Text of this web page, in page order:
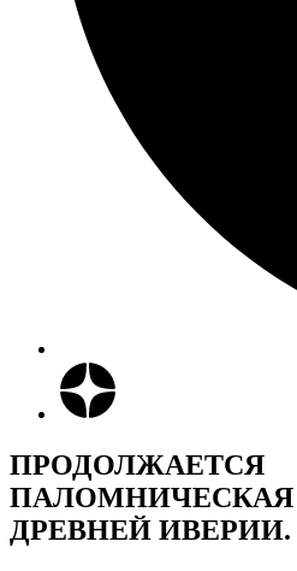
ПРОДОЛЖАЕТСЯ
ПАЛОМНИЧЕСКАЯ
ДРЕВНЕЙ ИВЕРИИ.